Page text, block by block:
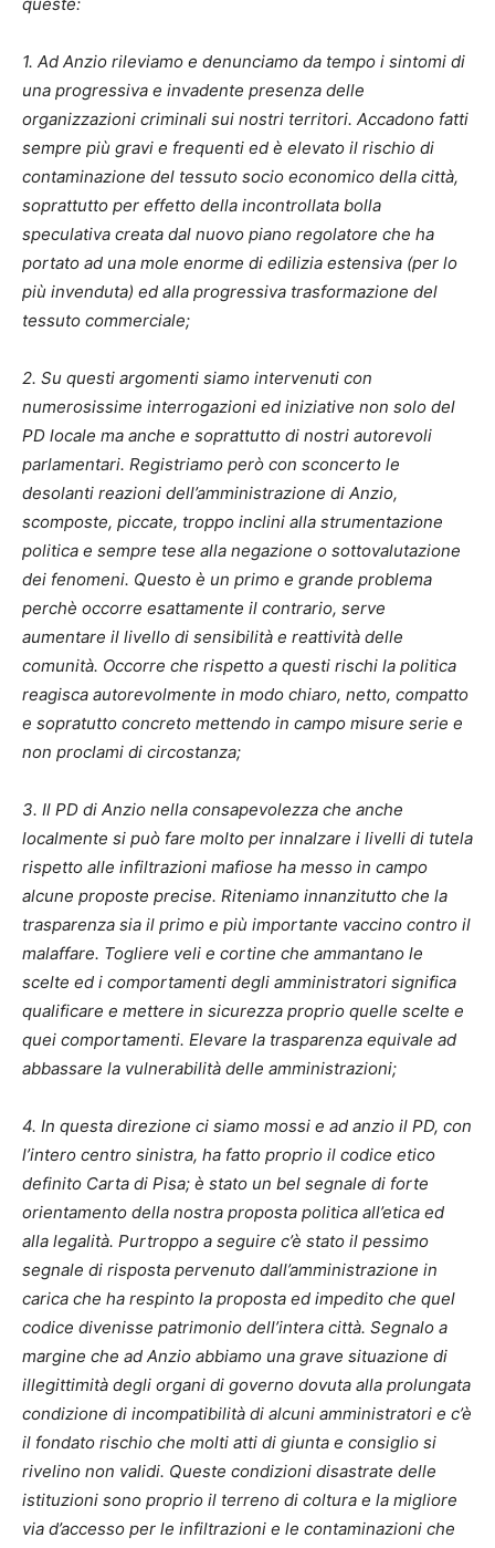
1. Ad Anzio rileviamo e denunciamo da tempo i sintomi di
una progressiva e invadente presenza delle
organizzazioni criminali sui nostri territori. Accadono fatti
sempre più gravi e frequenti ed è elevato il rischio di
contaminazione del tessuto socio economico della città,
soprattutto per effetto della incontrollata bolla
speculativa creata dal nuovo piano regolatore che ha
portato ad una mole enorme di edilizia estensiva (per lo
più invenduta) ed alla progressiva trasformazione del
tessuto commerciale;
2. Su questi argomenti siamo intervenuti con
numerosissime interrogazioni ed iniziative non solo del
PD locale ma anche e soprattutto di nostri autorevoli
parlamentari. Registriamo però con sconcerto le
desolanti reazioni dell’amministrazione di Anzio,
scomposte, piccate, troppo inclini alla strumentazione
politica e sempre tese alla negazione o sottovalutazione
dei fenomeni. Questo è un primo e grande problema
perchè occorre esattamente il contrario, serve
aumentare il livello di sensibilità e reattività delle
comunità. Occorre che rispetto a questi rischi la politica
reagisca autorevolmente in modo chiaro, netto, compatto
e sopratutto concreto mettendo in campo misure serie e
non proclami di circostanza;
3. Il PD di Anzio nella consapevolezza che anche
localmente si può fare molto per innalzare i livelli di tutela
rispetto alle infiltrazioni mafiose ha messo in campo
alcune proposte precise. Riteniamo innanzitutto che la
trasparenza sia il primo e più importante vaccino contro il
malaffare. Togliere veli e cortine che ammantano le
scelte ed i comportamenti degli amministratori significa
qualificare e mettere in sicurezza proprio quelle scelte e
quei comportamenti. Elevare la trasparenza equivale ad
abbassare la vulnerabilità delle amministrazioni;
4. In questa direzione ci siamo mossi e ad anzio il PD, con
l’intero centro sinistra, ha fatto proprio il codice etico
definito Carta di Pisa; è stato un bel segnale di forte
orientamento della nostra proposta politica all’etica ed
alla legalità. Purtroppo a seguire c’è stato il pessimo
segnale di risposta pervenuto dall’amministrazione in
carica che ha respinto la proposta ed impedito che quel
codice divenisse patrimonio dell’intera città. Segnalo a
margine che ad Anzio abbiamo una grave situazione di
illegittimità degli organi di governo dovuta alla prolungata
condizione di incompatibilità di alcuni amministratori e c’è
il fondato rischio che molti atti di giunta e consiglio si
rivelino non validi. Queste condizioni disastrate delle
istituzioni sono proprio il terreno di coltura e la migliore
via d’accesso per le infiltrazioni e le contaminazioni che